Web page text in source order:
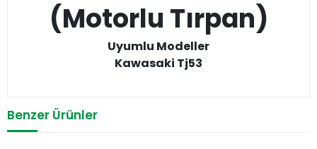
(Motorlu Tırpan)
Uyumlu Modeller
Kawasaki Tj53
Benzer Ürünler